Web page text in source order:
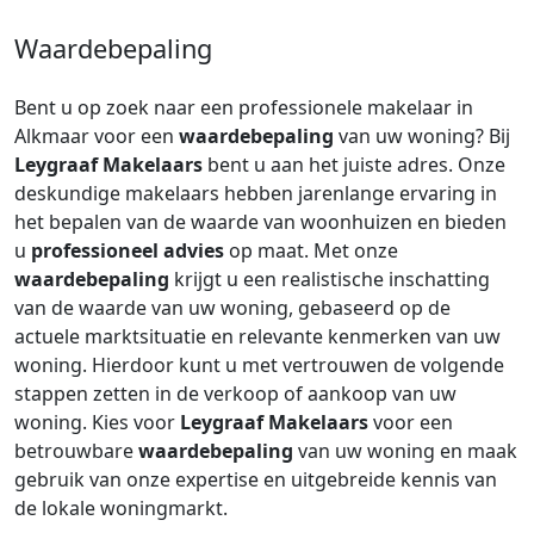
Waardebepaling
Bent u op zoek naar een professionele makelaar in
Alkmaar voor een waardebepaling van uw woning? Bij
Leygraaf Makelaars bent u aan het juiste adres. Onze
deskundige makelaars hebben jarenlange ervaring in
het bepalen van de waarde van woonhuizen en bieden
u professioneel advies op maat. Met onze
waardebepaling krijgt u een realistische inschatting
van de waarde van uw woning, gebaseerd op de
actuele marktsituatie en relevante kenmerken van uw
woning. Hierdoor kunt u met vertrouwen de volgende
stappen zetten in de verkoop of aankoop van uw
woning. Kies voor Leygraaf Makelaarsvoor een
betrouwbarewaardebepaling van uw woning en maak
gebruik van onze expertise en uitgebreide kennis van
de lokale woningmarkt.